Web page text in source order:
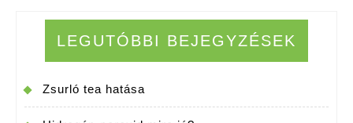
LEGUTÓBBI BEJEGYZÉSEK
Zsurló tea hatása